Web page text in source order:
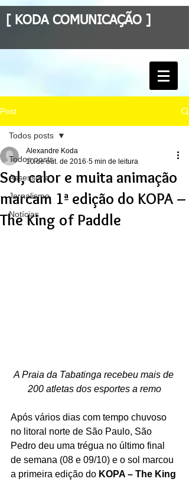
[ KODA COMUNICAÇÃO ]
Post
Todos posts
Assessoria
Jornalismo
Notícias
Todos posts
Sol, calor e muita animação
marcam 1ª edição do KOPA –
The King of Paddle
Alexandre Koda
10 de out. de 2016 5 min de leitura
A Praia da Tabatinga recebeu mais de
200 atletas dos esportes a remo
Após vários dias com tempo chuvoso
no litoral norte de São Paulo, São
Pedro deu uma trégua no último final
de semana (08 e 09/10) e o sol marcou
a primeira edição do KOPA – The King